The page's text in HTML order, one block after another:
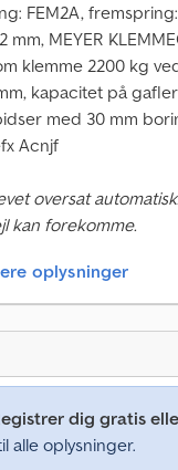
FEM2A,
MEYER
klemme 2200 kg
kapacitet på
med 30 mm
Acnjf
oversat automatisk.
kan forekomme.
oplysninger
dig gratis
alle oplysninger.